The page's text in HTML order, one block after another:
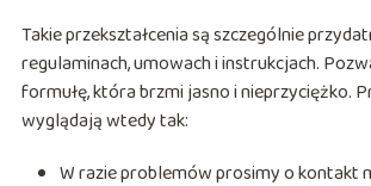
Takie przekształcenia są szczególnie
regulaminach, umowach i instrukcjach.
formułę, która brzmi jasno i nieprzyciężko.
wyglądają wtedy tak:
W razie problemów prosimy o kontakt